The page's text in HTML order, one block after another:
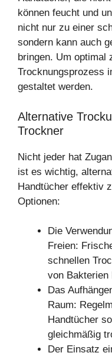
können feucht und
nicht nur zu einer
sondern kann auch
bringen. Um optimal
Trocknungsprozess
gestaltet werden.
Alternative
Trockner
Nicht jeder hat
ist es wichtig,
Handtücher effektiv
Optionen:
Die
Freien:
schnellen
von Bakterien
Das
Raum:
Handtücher
gleichmäßig
Der Einsatz